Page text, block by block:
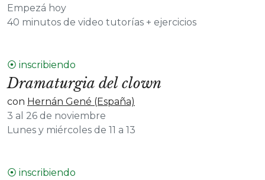
Empezá hoy
40 minutos de video tutorías + ejercicios
⦿ inscribiendo
Dramaturgia del clown
con Hernán Gené (España)
3 al 26 de noviembre
Lunes y miércoles de 11 a 13
⦿ inscribiendo